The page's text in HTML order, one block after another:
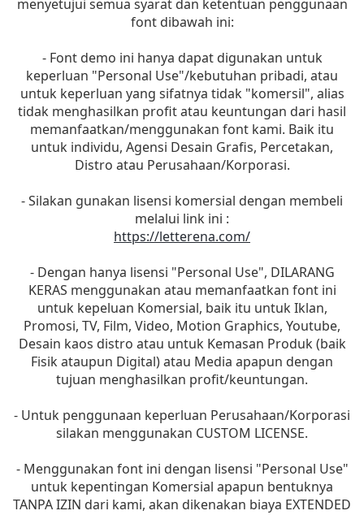
menyetujui semua syarat dan ketentuan penggunaan
font dibawah ini:
- Font demo ini hanya dapat digunakan untuk
keperluan "Personal Use"/kebutuhan pribadi, atau
untuk keperluan yang sifatnya tidak "komersil", alias
tidak menghasilkan profit atau keuntungan dari hasil
memanfaatkan/menggunakan font kami. Baik itu
untuk individu, Agensi Desain Grafis, Percetakan,
Distro atau Perusahaan/Korporasi.
- Silakan gunakan lisensi komersial dengan membeli
melalui link ini :
https://letterena.com/
- Dengan hanya lisensi "Personal Use", DILARANG
KERAS menggunakan atau memanfaatkan font ini
untuk kepeluan Komersial, baik itu untuk Iklan,
Promosi, TV, Film, Video, Motion Graphics, Youtube,
Desain kaos distro atau untuk Kemasan Produk (baik
Fisik ataupun Digital) atau Media apapun dengan
tujuan menghasilkan profit/keuntungan.
- Untuk penggunaan keperluan Perusahaan/Korporasi
silakan menggunakan CUSTOM LICENSE.
- Menggunakan font ini dengan lisensi "Personal Use"
untuk kepentingan Komersial apapun bentuknya
TANPA IZIN dari kami, akan dikenakan biaya EXTENDED